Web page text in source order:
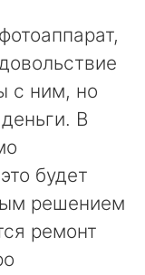
с ним, но
В
будет
решением
ремонт